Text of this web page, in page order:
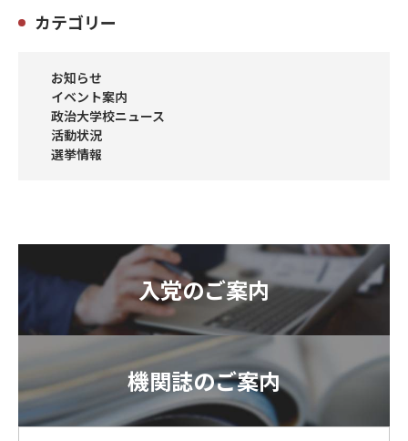
カテゴリー
お知らせ
イベント案内
政治大学校ニュース
活動状況
選挙情報
入党のご案内
機関誌のご案内